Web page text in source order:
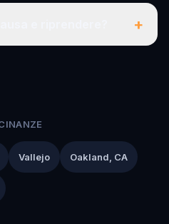
+
Vallejo Oakland, CA